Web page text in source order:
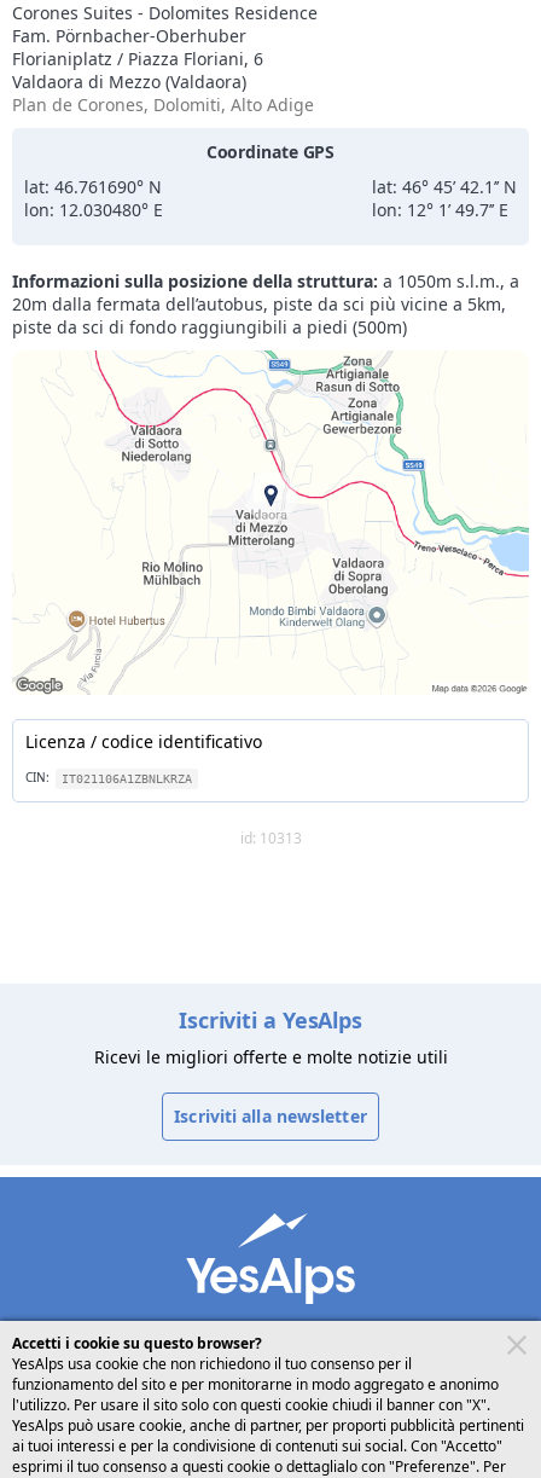
Corones Suites - Dolomites Residence
Fam. Pörnbacher-Oberhuber
Florianiplatz / Piazza Floriani, 6
Valdaora di Mezzo (Valdaora)
Plan de Corones, Dolomiti, Alto Adige
Coordinate GPS
lat: 46.761690° N
lon: 12.030480° E
lat: 46° 45’ 42.1’’ N
lon: 12° 1’ 49.7’’ E
Informazioni sulla posizione della struttura: a 1050m s.l.m., a
20m dalla fermata dell’autobus, piste da sci più vicine a 5km,
piste da sci di fondo raggiungibili a piedi (500m)
Licenza / codice identificativo
CIN: IT021106A1ZBNLKRZA
id: 10313
Iscriviti a YesAlps
Ricevi le migliori offerte e molte notizie utili
Iscriviti alla newsletter
desktop seguici su
Italiano
Accetti i cookie su questo browser?
YesAlps usa cookie che non richiedono il tuo consenso per il
funzionamento del sito e per monitorarne in modo aggregato e anonimo
l'utilizzo. Per usare il sito solo con questi cookie chiudi il banner con "X".
YesAlps può usare cookie, anche di partner, per proporti pubblicità pertinenti
ai tuoi interessi e per la condivisione di contenuti sui social. Con "Accetto"
esprimi il tuo consenso a questi cookie o dettaglialo con "Preferenze". Per